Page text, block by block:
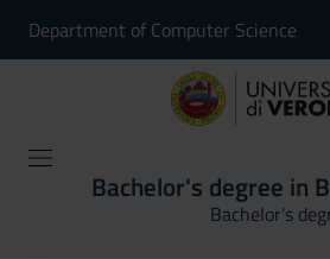
Department of Computer Science
Bachelor's degree in
Bachelor's